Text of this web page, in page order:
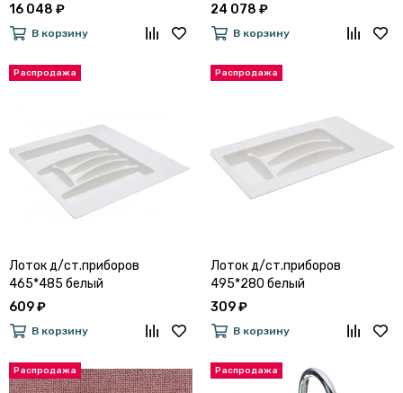
16 048 ₽
В корзину
бунратти / белый глянец
24 078 ₽
В корзину
Лоток д/ст.приборов
465*485 белый
609 ₽
В корзину
Лоток д/ст.приборов
495*280 белый
309 ₽
В корзину